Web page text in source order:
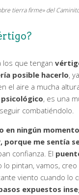
tierra firme» del
los que tengan
posible hacerlo,
el aire a mucha
, es una
combatiéndolo.
en ningún
porque me sentía
confianza. El
lo pintan, vamos,
viento cuando lo
expuestos